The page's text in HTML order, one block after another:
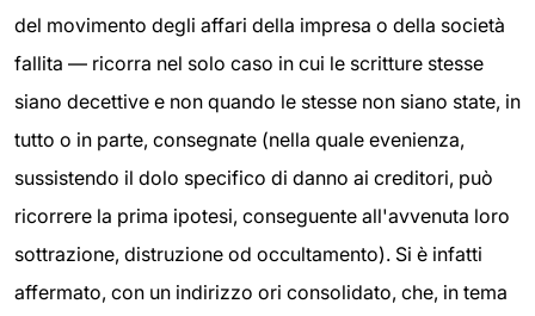
del movimento degli affari della impresa o della società
fallita — ricorra nel solo caso in cui le scritture stesse
siano decettive e non quando le stesse non siano state, in
tutto o in parte, consegnate (nella quale evenienza,
sussistendo il dolo specifico di danno ai creditori, può
ricorrere la prima ipotesi, conseguente all'avvenuta loro
sottrazione, distruzione od occultamento). Si è infatti
affermato, con un indirizzo ori consolidato, che, in tema